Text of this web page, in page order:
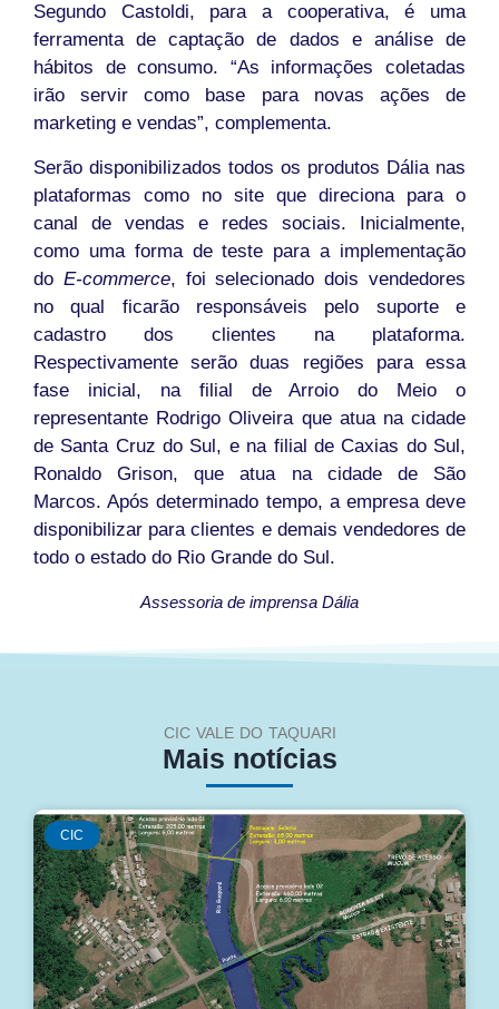
Segundo Castoldi, para a cooperativa, é uma
ferramenta de captação de dados e análise de
hábitos de consumo. “As informações coletadas
irão servir como base para novas ações de
marketing e vendas”, complementa.
Serão disponibilizados todos os produtos Dália nas
plataformas como no site que direciona para o
canal de vendas e redes sociais. Inicialmente,
como uma forma de teste para a implementação
do E-commerce, foi selecionado dois vendedores
no qual ficarão responsáveis pelo suporte e
cadastro dos clientes na plataforma.
Respectivamente serão duas regiões para essa
fase inicial, na filial de Arroio do Meio o
representante Rodrigo Oliveira que atua na cidade
de Santa Cruz do Sul, e na filial de Caxias do Sul,
Ronaldo Grison, que atua na cidade de São
Marcos. Após determinado tempo, a empresa deve
disponibilizar para clientes e demais vendedores de
todo o estado do Rio Grande do Sul.
Assessoria de imprensa Dália
CIC VALE DO TAQUARI
Mais notícias
CIC